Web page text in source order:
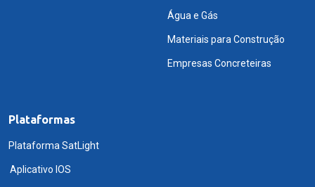
Água e Gás
Materiais para Construção
Empresas Concreteiras
Plataformas
Plataforma SatLight
Aplicativo IOS